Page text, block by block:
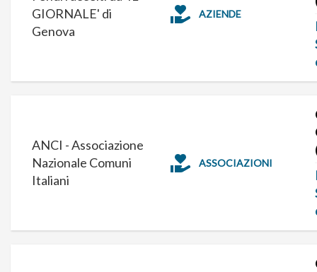
GIORNALE' di
Genova
AZIENDE
ANCI - Associazione
Nazionale Comuni
Italiani
ASSOCIAZIONI